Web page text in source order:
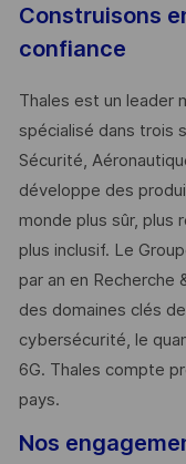
Construisons
confiance
Thales est un leader
spécialisé dans trois
Sécurité,
développe des
monde plus sûr, plus
plus inclusif. Le
par an en Recherche
des domaines clés de
cybersécurité, le
6G. Thales compte
pays. ​
Nos